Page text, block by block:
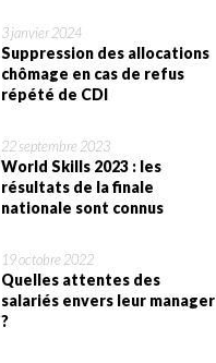
3 janvier 2024
Suppression des allocations
chômage en cas de refus
répété de CDI
22 septembre 2023
World Skills 2023 : les
résultats de la finale
nationale sont connus
19 octobre 2022
Quelles attentes des
salariés envers leur manager
?